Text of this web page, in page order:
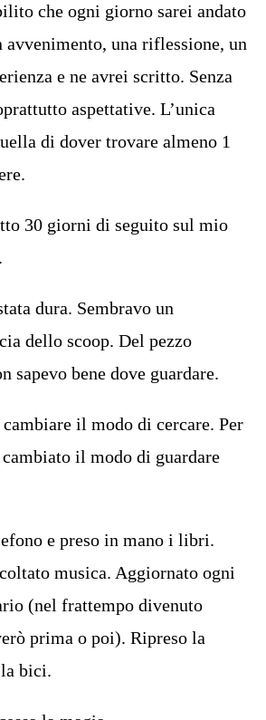
che ogni giorno sarei andato
una riflessione, un
e ne avrei scritto. Senza
aspettative. L’unica
di dover trovare almeno 1
30 giorni di seguito sul mio
dura. Sembravo un
dello scoop. Del pezzo
sapevo bene dove guardare.
il modo di cercare. Per
cambiato il modo di guardare
e preso in mano i libri.
musica. Aggiornato ogni
(nel frattempo divenuto
prima o poi). Ripreso la
bici.